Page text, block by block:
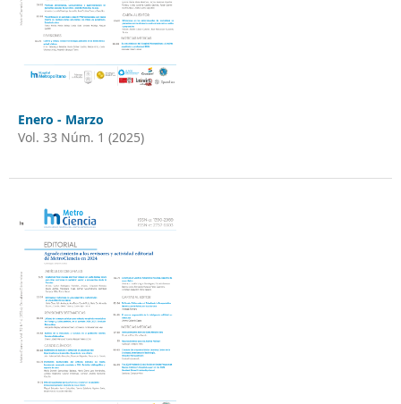
Enero - Marzo
Vol. 33 Núm. 1 (2025)